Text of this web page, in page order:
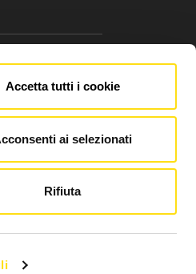
Accetta tutti i cookie
ai selezionati
Rifiuta